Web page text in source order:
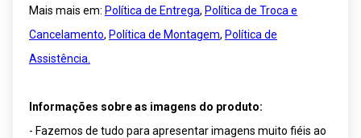
Mais mais em: Política de Entrega, Política de Troca e
Cancelamento, Política de Montagem, Política de
Assistência.
Informações sobre as imagens do produto:
- Fazemos de tudo para apresentar imagens muito fiéis ao